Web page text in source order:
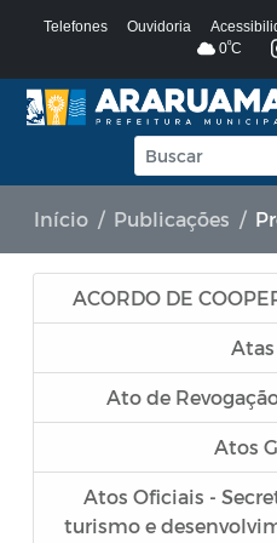
Telefones Ouvidoria
0ºC
Início Publicações
ACORDO DE
Atas
Ato de
Atos
Atos Oficiais -
turismo e